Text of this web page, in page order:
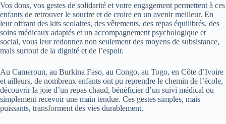
Vos dons, vos gestes de solidarité et votre engagement permettent à ces
enfants de retrouver le sourire et de croire en un avenir meilleur. En
leur offrant des kits scolaires, des vêtements, des repas équilibrés, des
soins médicaux adaptés et un accompagnement psychologique et
social, vous leur redonnez non seulement des moyens de subsistance,
mais surtout de la dignité et de l’espoir.
Au Cameroun, au Burkina Faso, au Congo, au Togo, en Côte d’Ivoire
et ailleurs, de nombreux enfants ont pu reprendre le chemin de l’école,
découvrir la joie d’un repas chaud, bénéficier d’un suivi médical ou
simplement recevoir une main tendue. Ces gestes simples, mais
puissants, transforment des vies durablement.